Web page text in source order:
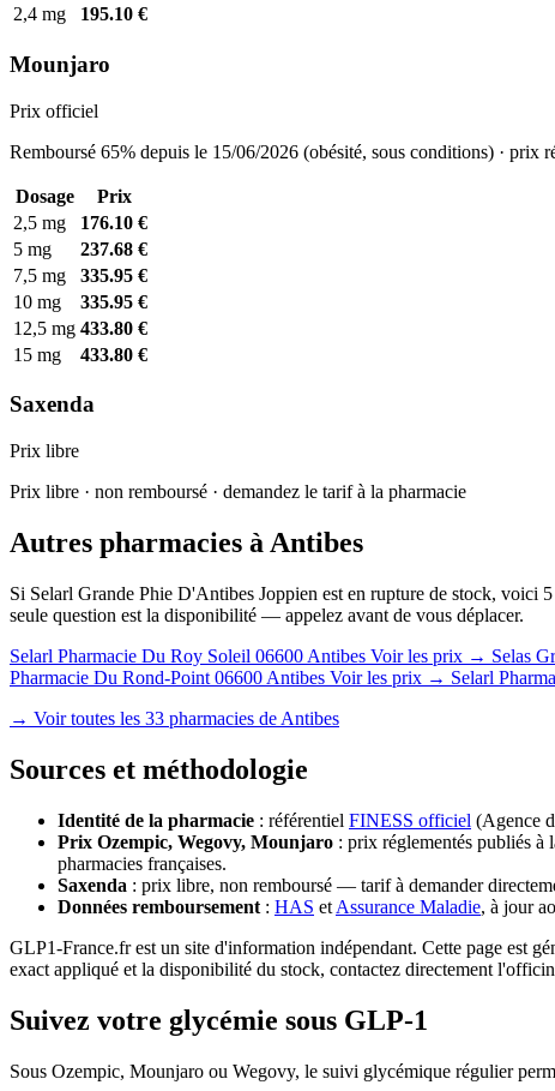
2,4 mg
195.10 €
Mounjaro
Prix officiel
Remboursé 65% depuis le 15/06/2026 (obésité, sous conditions) · prix
Dosage
Prix
2,5 mg
176.10 €
5 mg
237.68 €
7,5 mg
335.95 €
10 mg
335.95 €
12,5 mg 433.80 €
15 mg
433.80 €
Saxenda
Prix libre
Prix libre · non remboursé · demandez le tarif à la pharmacie
Autres pharmacies à Antibes
Si Selarl Grande Phie D'Antibes Joppien est en rupture de stock, voici
seule question est la disponibilité — appelez avant de vous déplacer.
Selarl Pharmacie Du Roy Soleil 06600 Antibes Voir les prix → Selas
Pharmacie Du Rond-Point 06600 Antibes Voir les prix → Selarl
→ Voir toutes les 33 pharmacies de Antibes
Sources et méthodologie
Identité de la pharmacie : référentiel FINESS officiel (Agence
Prix Ozempic, Wegovy, Mounjaro : prix réglementés publiés à
pharmacies françaises.
Saxenda : prix libre, non remboursé — tarif à demander
Données remboursement : HAS et Assurance Maladie, à jour
GLP1-France.fr est un site d'information indépendant. Cette page est
exact appliqué et la disponibilité du stock, contactez directement
Suivez votre glycémie sous GLP-1
Sous Ozempic, Mounjaro ou Wegovy, le suivi glycémique régulier